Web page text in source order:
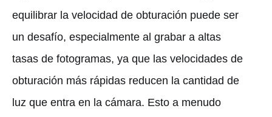
equilibrar la velocidad de obturación puede ser
un desafío, especialmente al grabar a altas
tasas de fotogramas, ya que las velocidades de
obturación más rápidas reducen la cantidad de
luz que entra en la cámara. Esto a menudo